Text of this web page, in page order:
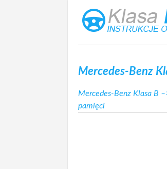
Mercedes-Benz
Mercedes-Benz Klasa B
pamięci